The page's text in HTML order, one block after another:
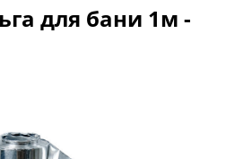
для бани 1м -